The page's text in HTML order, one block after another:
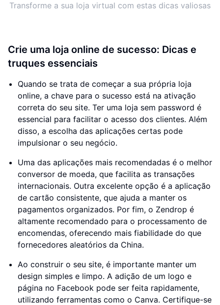
Transforme a sua loja virtual com estas dicas valiosas
Crie uma loja online de sucesso: Dicas e
truques essenciais
Quando se trata de começar a sua própria loja
online, a chave para o sucesso está na ativação
correta do seu site. Ter uma loja sem password é
essencial para facilitar o acesso dos clientes. Além
disso, a escolha das aplicações certas pode
impulsionar o seu negócio.
Uma das aplicações mais recomendadas é o melhor
conversor de moeda, que facilita as transações
internacionais. Outra excelente opção é a aplicação
de cartão consistente, que ajuda a manter os
pagamentos organizados. Por fim, o Zendrop é
altamente recomendado para o processamento de
encomendas, oferecendo mais fiabilidade do que
fornecedores aleatórios da China.
Ao construir o seu site, é importante manter um
design simples e limpo. A adição de um logo e
página no Facebook pode ser feita rapidamente,
utilizando ferramentas como o Canva. Certifique-se